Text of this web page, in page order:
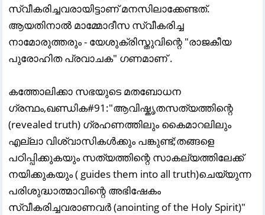
സ്വീകരിച്ചവരായിട്ടാണ് മനസിലാക്കേണ്ടത്.
ആയതിനാൽ മാമ്മോദീസ സ്വീകരിച്ച
നാമോരുത്തരും - യേശുക്രിസ്തുവിന്റെ "രാജകീയ
പുരോഹിത പ്രവാചക" ഗണമാണ് .
കത്തോലിക്കാ സഭയുടെ മതബോധന
ഗ്രന്ഥം,ഖണ്ഡിക#91:"ആവിഷ്കൃതസത്യത്തിന്റെ
(revealed truth) ഗ്രഹണത്തിലും കൈമാറലിലും
എല്ലാ വിശ്വാസികൾക്കും പങ്കുണ്ട്;തങ്ങളെ
പഠിപ്പിക്കുകയും സത്യത്തിന്റെ സാകല്യത്തിലേക്ക്
നയിക്കുകയും ( guides them into all truth)ചെയ്യുന്ന
പരിശുദ്ധാത്മാവിന്റെ അഭിഷേകം
സ്വീകരിച്ചവരാണവർ (anointing of the Holy Spirit)"